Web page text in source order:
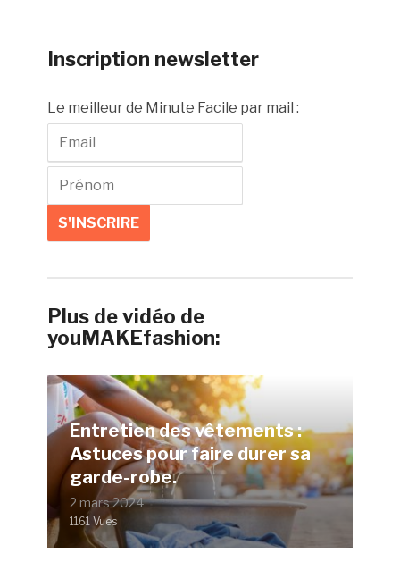
Inscription newsletter
Le meilleur de Minute Facile par mail :
Plus de vidéo de
youMAKEfashion:
Entretien des vêtements :
Astuces pour faire durer sa
garde-robe.
2 mars 2024
1161 Vues